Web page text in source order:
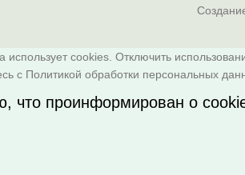
использует cookies. Отключить
с Политикой обработки персональных
что проинформирован о